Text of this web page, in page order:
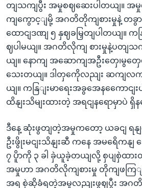
တျသကျပွီး အမှုစဈဆေးပါတယျ။ အ
ကျကွောင့ျမို့ အဂတိတိုကျစားမှုနဲ့ တခွ
ထောငျဒဏျ ၅ နှဈခမြှတျပါတယျ။
ဈပါမယျ။ အဂတိလိုကျ စားမှုနဲ့ပတျ
ယျ။ နောကျ အဆောကျအဦးတှေ၊မွ
သေးတယျ။ ဒါတှကေိုလညျး ဆကျလက
ယျ။ ကနြျးမာရေးအခွအေနကေောငျ
ထိနျးသိမျးထားတဲ့ အရငျနရောမှာပဲ ရှိန
ဒီနေ့ ဆုံးဖွတျတဲ့အမှုကတော့ ယခငျ ရနျကု
ဦးဖွိုးမငျးသိနျးဆီ ကနေ အမရေိကနျ
၇ ပိူာကို ၃ ခါ ခှဲယူခဲ့တယျလို့ စှပျစှဲထာ
အမှုဟာ အဂတိလိုကျစားမှု တိုကျဖကြျရ
အရ စှဲဆိုခံရတဲ့အမှုလညျးဖွဈပွီး အဂတိ